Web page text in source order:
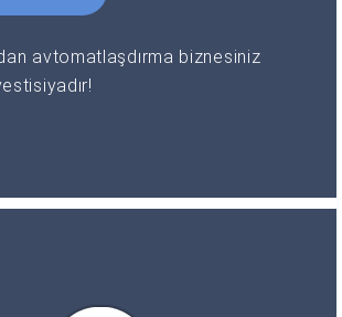
avtomatlaşdırma biznesiniz